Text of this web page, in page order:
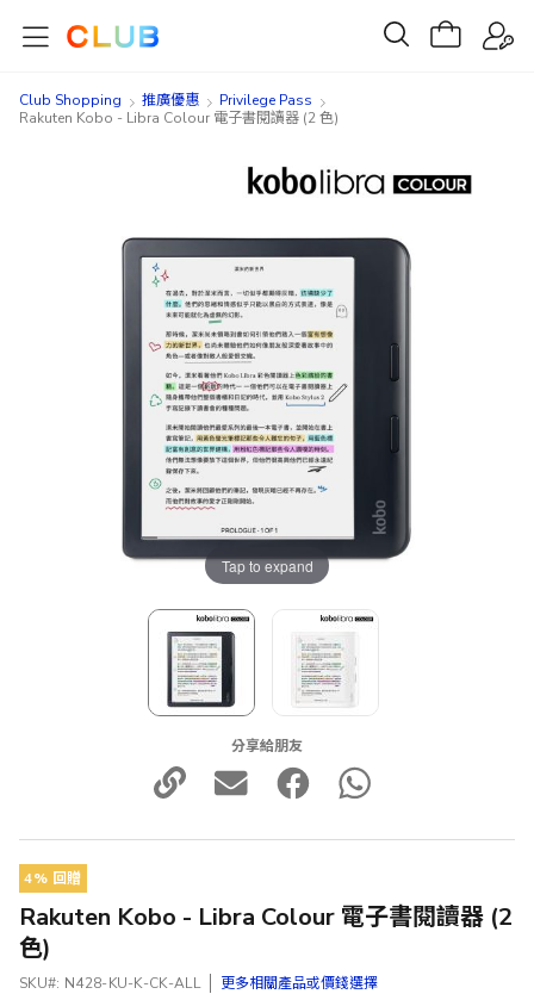
Club Shopping 推廣優惠
Privilege Pass
Rakuten Kobo - Libra Colour 電子書閱讀器 (2 色)
Tap to expand
分享給朋友
4% 回贈
Rakuten Kobo - Libra Colour 電子書閱讀器 (2
色)
SKU N428-KU-K-CK-ALL 更多相關產品或價錢選擇